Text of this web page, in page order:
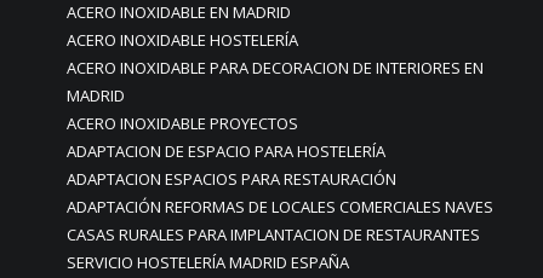
ACERO INOXIDABLE EN MADRID
ACERO INOXIDABLE HOSTELERÍA
ACERO INOXIDABLE PARA DECORACION DE INTERIORES EN
MADRID
ACERO INOXIDABLE PROYECTOS
ADAPTACION DE ESPACIO PARA HOSTELERÍA
ADAPTACION ESPACIOS PARA RESTAURACIÓN
ADAPTACIÓN REFORMAS DE LOCALES COMERCIALES NAVES
CASAS RURALES PARA IMPLANTACION DE RESTAURANTES
SERVICIO HOSTELERÍA MADRID ESPAÑA